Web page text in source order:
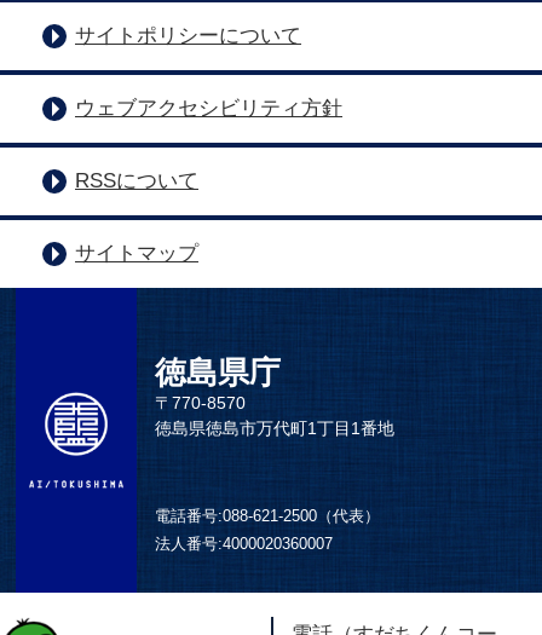
サイトポリシーについて
ウェブアクセシビリティ方針
RSSについて
サイトマップ
徳島県庁
〒770-8570
徳島県徳島市万代町1丁目1番地
電話番号:088-621-2500（代表）
法人番号:4000020360007